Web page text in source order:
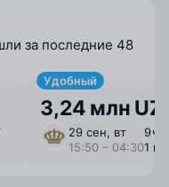
за последние 48
Удобный
3,24 млн
29 сен, вт
15:50 – 04:30
9 ⁠ч
1